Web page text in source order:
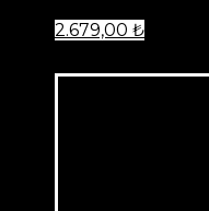
2.679,00 ₺